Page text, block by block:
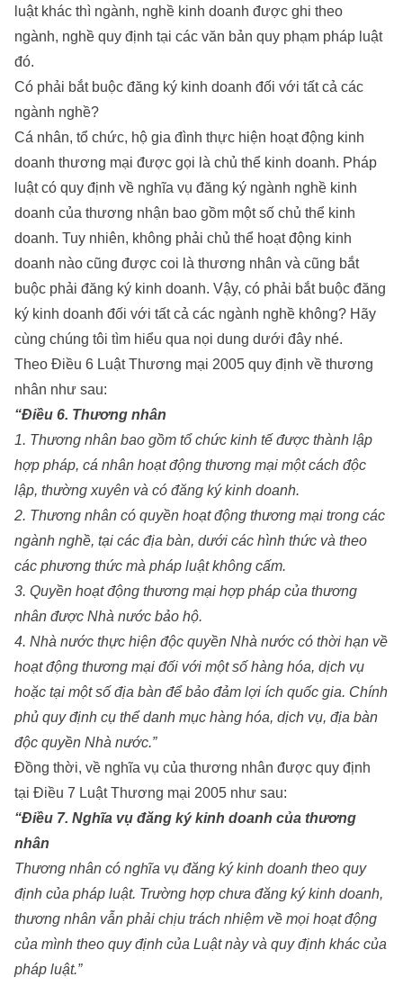
luật khác thì ngành, nghề kinh doanh được ghi theo
ngành, nghề quy định tại các văn bản quy phạm pháp luật
đó.
Có phải bắt buộc đăng ký kinh doanh đối với tất cả các
ngành nghề?
Cá nhân, tổ chức, hộ gia đình thực hiện hoạt động kinh
doanh thương mại được gọi là chủ thể kinh doanh. Pháp
luật có quy định về nghĩa vụ đăng ký ngành nghề kinh
doanh của thương nhận bao gồm một số chủ thể kinh
doanh. Tuy nhiên, không phải chủ thể hoạt động kinh
doanh nào cũng được coi là thương nhân và cũng bắt
buộc phải đăng ký kinh doanh. Vậy, có phải bắt buộc đăng
ký kinh doanh đối với tất cả các ngành nghề không? Hãy
cùng chúng tôi tìm hiểu qua nọi dung dưới đây nhé.
Theo Điều 6 Luật Thương mại 2005 quy định về thương
nhân như sau:
“Điều 6. Thương nhân
1. Thương nhân bao gồm tổ chức kinh tế được thành lập
hợp pháp, cá nhân hoạt động thương mại một cách độc
lập, thường xuyên và có đăng ký kinh doanh.
2. Thương nhân có quyền hoạt động thương mại trong các
ngành nghề, tại các địa bàn, dưới các hình thức và theo
các phương thức mà pháp luật không cấm.
3. Quyền hoạt động thương mại hợp pháp của thương
nhân được Nhà nước bảo hộ.
4. Nhà nước thực hiện độc quyền Nhà nước có thời hạn về
hoạt động thương mại đối với một số hàng hóa, dịch vụ
hoặc tại một số địa bàn để bảo đảm lợi ích quốc gia. Chính
phủ quy định cụ thể danh mục hàng hóa, dịch vụ, địa bàn
độc quyền Nhà nước.”
Đồng thời, về nghĩa vụ của thương nhân được quy định
tại Điều 7 Luật Thương mại 2005 như sau:
“Điều 7. Nghĩa vụ đăng ký kinh doanh của thương
nhân
Thương nhân có nghĩa vụ đăng ký kinh doanh theo quy
định của pháp luật. Trường hợp chưa đăng ký kinh doanh,
thương nhân vẫn phải chịu trách nhiệm về mọi hoạt động
của mình theo quy định của Luật này và quy định khác của
pháp luật.”